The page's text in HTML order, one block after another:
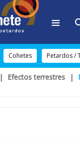
Cohetes Petardos /
| Efectos terrestres |